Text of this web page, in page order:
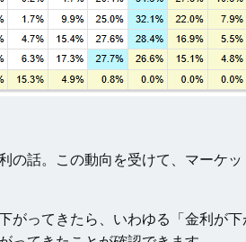
の話。この動向を受けて、マーケ
ってきたら、いわゆる「金利が下